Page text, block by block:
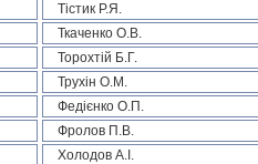
Тістик Р.Я.
Ткаченко О.В.
Торохтій Б.Г.
Трухін О.М.
Федієнко О.П.
Фролов П.В.
Холодов А.І.